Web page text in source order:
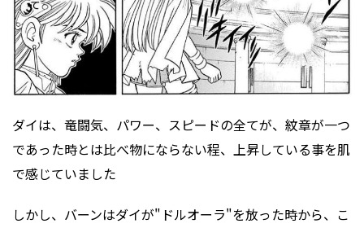
ダイは、竜闘気、パワー、スピードの全てが、紋章が一つ
であった時とは比べ物にならない程、上昇している事を肌
で感じていました
しかし、バーンはダイが"ドルオーラ"を放った時から、こ